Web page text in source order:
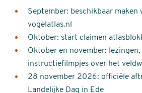
September: beschikbaar maken
vogelatlas.nl
Oktober: start claimen
Oktober en november: lezingen,
instructiefilmpjes over het
28 november 2026: officiële
Landelijke Dag in Ede